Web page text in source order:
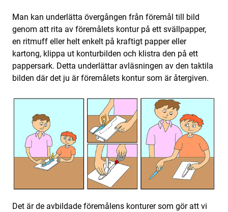
Man kan underlätta övergången från föremål till bild
genom att rita av föremålets kontur på ett svällpapper,
en ritmuff eller helt enkelt på kraftigt papper eller
kartong, klippa ut konturbilden och klistra den på ett
pappersark. Detta underlättar avläsningen av den taktila
bilden där det ju är föremålets kontur som är återgiven.
Det är de avbildade föremålens konturer som gör att vi